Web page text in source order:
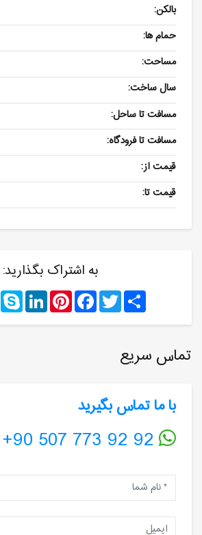
بالکن:
حمام ها:
مساحت:
سال ساخت:
مسافت تا ساحل:
مسافت تا فرودگاه:
قیمت از:
قیمت تا:
به اشتراک بگذارید:
Share
Twitter
Facebook
Pinterest
LinkedIn
Skype
تماس سریع
با ما تماس بگیرید
+90 507 773 92 92